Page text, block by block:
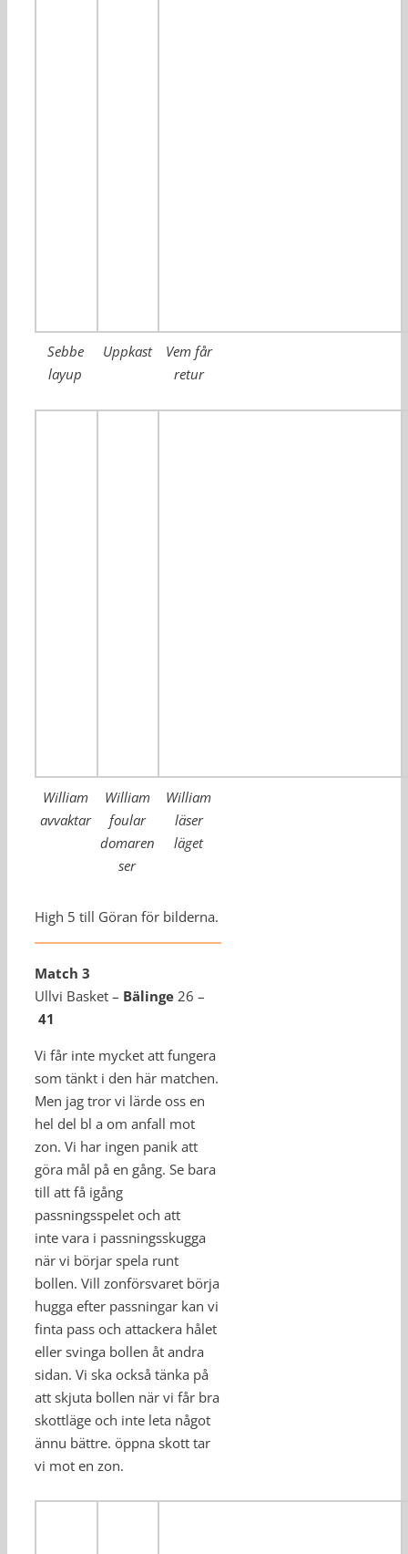
Sebbe
layup
Uppkast
Vem får
retur
William
avvaktar
William
foular
domaren
ser
William
läser
läget
High 5 till Göran för bilderna.
Match 3
Ullvi Basket – Bälinge 26 –
41
Vi får inte mycket att fungera
som tänkt i den här matchen.
Men jag tror vi lärde oss en
hel del bl a om anfall mot
zon. Vi har ingen panik att
göra mål på en gång. Se bara
till att få igång
passningsspelet och att
inte vara i passningsskugga
när vi börjar spela runt
bollen. Vill zonförsvaret börja
hugga efter passningar kan vi
finta pass och attackera hålet
eller svinga bollen åt andra
sidan. Vi ska också tänka på
att skjuta bollen när vi får bra
skottläge och inte leta något
ännu bättre. öppna skott tar
vi mot en zon.